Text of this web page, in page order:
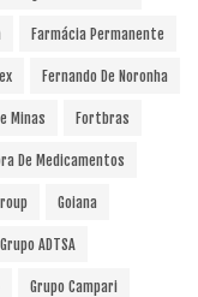
Farmácia Permanente
Fernando De Noronha
Minas Fortbras
De Medicamentos
Goiana
Grupo ADTSA
Grupo Campari